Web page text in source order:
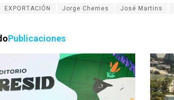
EXPORTACIÓN Jorge Chemes José Martins
Publicaciones